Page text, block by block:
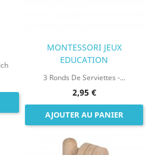
MONTESSORI JEUX
EDUCATION
3 Ronds De Serviettes -...
2,95 €
AJOUTER AU PANIER